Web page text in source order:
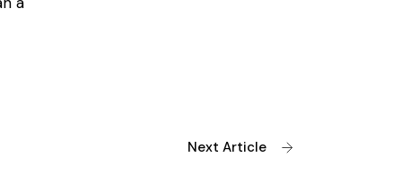
Next Article